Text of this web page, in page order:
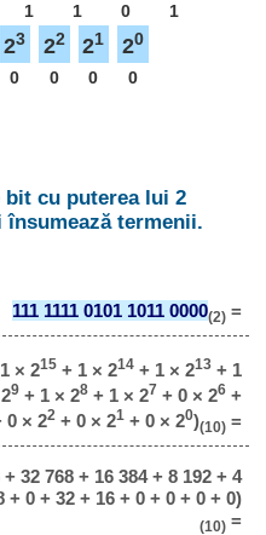
1 1 0 1
23
0
22
0
21
0
20
0
cu puterea lui 2
însumează termenii.
111 1111 0101 1011 0000(2)=
× 215+ 1 × 214+ 1 × 213+ 1
9+ 1 × 28+ 1 × 27 + 0 × 26+
× 22+ 0 × 21+ 0 × 20)(10)=
32 768 + 16 384 + 8 192 + 4
+ 0 + 32 + 16 + 0 + 0 + 0 + 0)
(10)=